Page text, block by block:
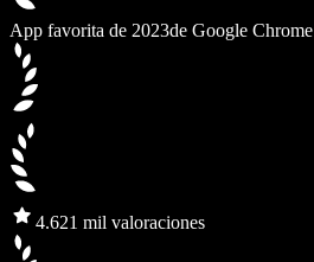
App favorita de 2023de Google Chrome
4.621 mil valoraciones